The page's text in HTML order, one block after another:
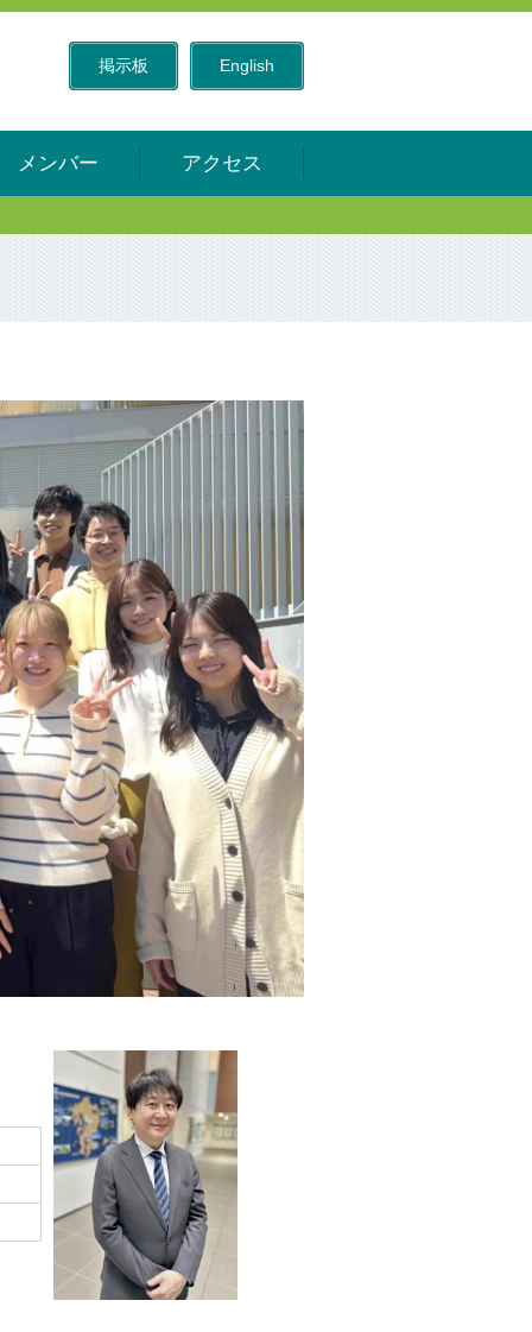
掲示板 English
メンバー アクセス